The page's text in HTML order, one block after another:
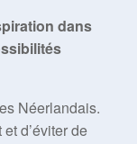
dans
Néerlandais.
d’éviter de